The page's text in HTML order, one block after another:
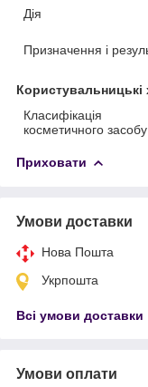
Дія
Призначення і
Користувальницькі
Класифікація
косметичного засобу
Приховати
Умови доставки
Нова Пошта
Укрпошта
Всі умови доставки
Умови оплати